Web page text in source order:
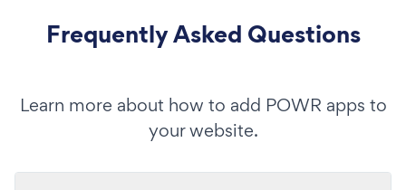
Frequently Asked Questions
Learn more about how to add POWR apps to
your website.